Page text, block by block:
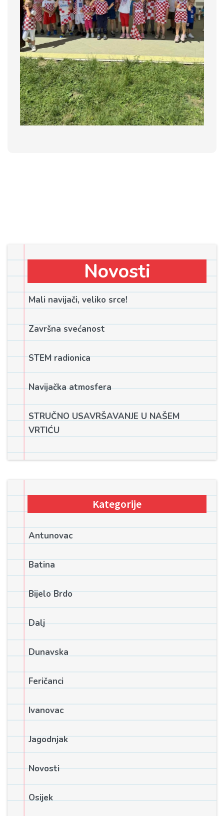
Novosti
Mali navijači, veliko srce!
Završna svećanost
STEM radionica
Navijačka atmosfera
STRUČNO USAVRŠAVANJE U NAŠEM
VRTIĆU
Kategorije
Antunovac
Batina
Bijelo Brdo
Dalj
Dunavska
Feričanci
Ivanovac
Jagodnjak
Novosti
Osijek